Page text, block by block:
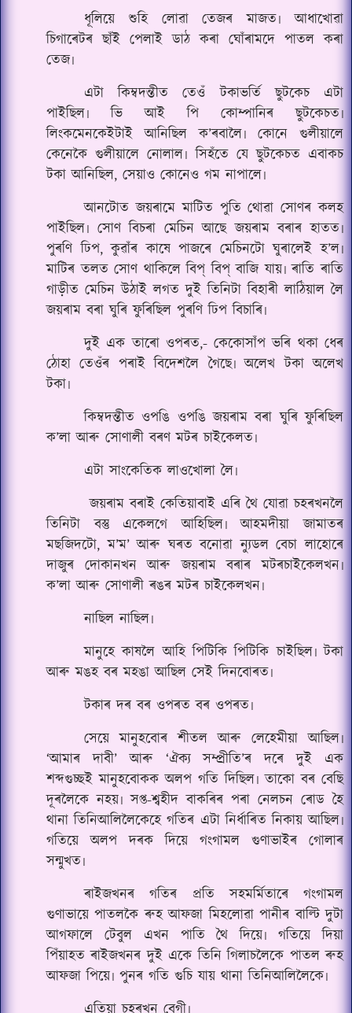
ধূলিয়ে শুহি লোৱা তেজৰ মাজত৷ আধাখোৱা
চিগাৰেটৰ ছাঁই পেলাই ডাঠ কৰা ঘোঁৰামদে পাতল‌ কৰা
তেজ৷
এটা কিম্বদন্তীত তেওঁ টকাভৰ্তি ছুটকেচ এটা
পাইছিল৷ ভি আই পি কোম্পানিৰ ছুটকেচত৷
লিংকমেনকেইটাই আনিছিল ক’ৰবালৈ৷ কোনে গুলীয়ালে
কেনেকৈ গুলীয়ালে নোলাল৷ সিহঁতে যে ছুটকেচত এবাকচ
টকা আনিছিল, সেয়াও কোনেও গম নাপালে৷
আনটোত জয়ৰামে মাটিত পুতি থোৱা সোণৰ কলহ
পাইছিল৷ সোণ বিচৰা মেচিন আছে জয়ৰাম বৰাৰ হাতত৷
পুৰণি ঢিপ, কুৱাঁৰ কাষে পাজৰে মেচিনটো ঘুৰালেই হ’ল৷
মাটিৰ তলত সোণ থাকিলে বিপ্ বিপ্ বাজি যায়৷ ৰাতি ৰাতি
গাড়ীত মেচিন উঠাই লগত দুই তিনিটা বিহাৰী লাঠিয়াল লৈ
জয়ৰাম বৰা ঘুৰি ফুৰিছিল পুৰণি ঢিপ বিচাৰি৷
দুই এক তাৰো ওপৰত,- কেকোসাঁপ ভৰি থকা ধেৰ
ঠোহা তেওঁৰ পৰাই বিদেশলৈ গৈছে৷ অলেখ টকা অলেখ
টকা৷
কিম্বদন্তীত ওপঙি ওপঙি জয়ৰাম বৰা ঘুৰি ফুৰিছিল
ক’লা আৰু সোণালী বৰণ মটৰ চাইকেলত৷
এটা সাংকেতিক লাওখোলা লৈ৷
জয়ৰাম বৰাই কেতিয়াবাই এৰি থৈ যোৱা চহৰখনলৈ
তিনিটা বস্তু একেলগে আহিছিল৷ আহমদীয়া জামাতৰ
মছজিদটো, ম’ম’ আৰু ঘৰত বনোৱা ন্যুডল বেচা লাহোৰে
দাজুৰ দোকানখন আৰু জয়ৰাম বৰাৰ মটৰচাইকেলখন৷
ক’লা আৰু সোণালী ৰঙৰ মটৰ চাইকেলখন৷
নাছিল নাছিল৷
মানুহে কাষলৈ আহি পিটিকি পিটিকি চাইছিল৷ টকা
আৰু মঙহ বৰ মহঙা আছিল সেই দিনবোৰত৷
টকাৰ দৰ বৰ ওপৰত বৰ ওপৰত৷
সেয়ে মানুহবোৰ শীতল আৰু লেহেমীয়া আছিল৷
‘আমাৰ দাবী’ আৰু ‘ঐক্য সম্প্ৰীতি’ৰ দৰে দুই এক
শব্দগুচ্ছ‌ই মানুহবোকক অলপ গতি দিছিল৷ তাকো বৰ বেছি
দূৰলৈকে নহয়৷ সপ্ত-শ্বহীদ বাকৰিৰ পৰা নেলচন ৰোড হৈ
থানা তিনিআলিলৈকেহে গতিৰ এটা নিৰ্ধাৰিত নিকায় আছিল৷
গতিয়ে অলপ দৰক দিয়ে গংগামল গুণাভাইৰ গোলাৰ
সন্মুখত৷
ৰাইজখনৰ গতিৰ প্ৰতি সহমৰ্মিতাৰে গংগামল
গুণাভায়ে পাতলকৈ ৰুহ আফজা মিহলোৱা পানীৰ বাল্টি দুটা
আগফালে টেবুল এখন পাতি থৈ দিয়ে৷ গতিয়ে দিয়া
পিঁয়াহত ৰাইজখনৰ দুই একে তিনি গিলাচলৈকে পাতল ৰুহ
আফজা পিয়ে৷ পুনৰ গতি গুচি যায় থানা তিনিআলিলৈকে৷